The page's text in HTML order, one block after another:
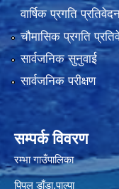
वार्षिक प्रगति
चौमासिक प्रगति
सार्वजनिक सुनुवाई
सार्वजनिक परीक्षण
सम्पर्क विवरण
रम्भा गाउँपालिका
पिपल डाँडा,पाल्पा